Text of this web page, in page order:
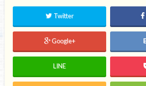
Twitter
Google+
LINE